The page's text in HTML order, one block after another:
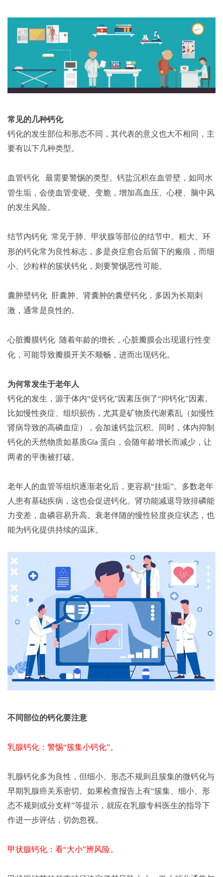
常见的几种钙化
钙化的发生部位和形态不同，其代表的意义也大不相同，主
要有以下几种类型。
血管钙化
最需要警惕的类型。钙盐沉积在血管壁，如同水
管生垢，会使血管变硬、变脆，增加高血压、心梗、脑中风
的发生风险。
结节内钙化 常见于肺、甲状腺等部位的结节中。粗大、环
形的钙化常为良性标志，多是炎症愈合后留下的瘢痕，而细
小、沙粒样的簇状钙化，则要警惕恶性可能。
囊肿壁钙化
肝囊肿、肾囊肿的囊壁钙化，多因为长期刺
激，通常是良性的。
心脏瓣膜钙化 随着年龄的增长，心脏瓣膜会出现退行性变
化，可能导致瓣膜开关不顺畅，进而出现钙化。
为何常发生于老年人
钙化的发生，源于体内“促钙化”因素压倒了“抑钙化”因素。
比如慢性炎症、组织损伤，尤其是矿物质代谢紊乱（如慢性
肾病导致的高磷血症），会加速钙盐沉积。同时，体内抑制
钙化的天然物质如基质Gla 蛋白，会随年龄增长而减少，让
两者的平衡被打破。
老年人的血管等组织逐渐老化后，更容易“挂垢”。多数老年
人患有基础疾病，这也会促进钙化。肾功能减退导致排磷能
力变差，血磷容易升高。衰老伴随的慢性轻度炎症状态，也
能为钙化提供持续的温床。
不同部位的钙化要注意
乳腺钙化：警惕“簇集小钙化”。
乳腺钙化多为良性，但细小、形态不规则且簇集的微钙化与
早期乳腺癌关系密切。如果检查报告上有“簇集、细小、形
态不规则或分支样”等提示，就应在乳腺专科医生的指导下
作进一步评估，切勿忽视。
甲状腺钙化：看“大小”辨风险。